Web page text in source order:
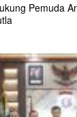
Pemuda